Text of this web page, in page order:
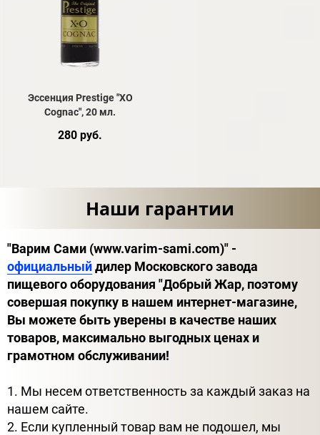
Эссенция Prestige "XO
Cognac", 20 мл.
280 руб.
Наши гарантии
"Варим Сами (www.varim-sami.com)" -
официальныйдилер Московского завода
пищевого оборудования "Добрый Жар, поэтому
совершая покупку в нашем интернет-магазине,
Вы можете быть уверены в качестве наших
товаров, максимально выгодных ценах и
грамотном обслуживании!
1. Мы несем ответственность за каждый заказ на
нашем сайте.
2. Если купленный товар вам не подошел, мы